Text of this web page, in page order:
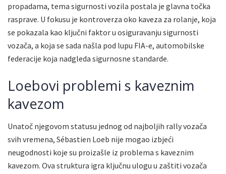
propadama, tema sigurnosti vozila postala je glavna točka
rasprave. U fokusu je kontroverza oko kaveza za rolanje, koja
se pokazala kao ključni faktor u osiguravanju sigurnosti
vozača, a koja se sada našla pod lupu FIA-e, automobilske
federacije koja nadgleda sigurnosne standarde.
Loebovi problemi s kaveznim
kavezom
Unatoč njegovom statusu jednog od najboljih rally vozača
svih vremena, Sébastien Loeb nije mogao izbjeći
neugodnosti koje su proizašle iz problema s kaveznim
kavezom. Ova struktura igra ključnu ulogu u zaštiti vozača